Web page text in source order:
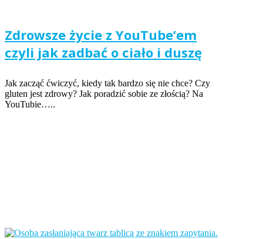
Zdrowsze życie z YouTube’em
czyli jak zadbać o ciało i duszę
Jak zacząć ćwiczyć, kiedy tak bardzo się nie chce? Czy
gluten jest zdrowy? Jak poradzić sobie ze złością? Na
YouTubie…..